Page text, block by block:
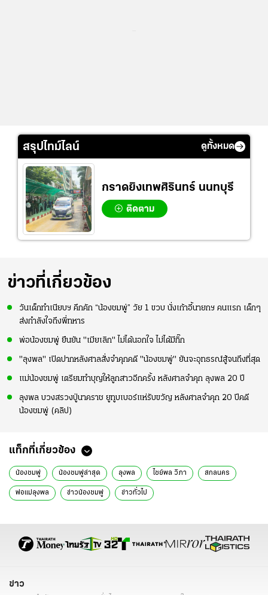
สรุปไทม์ไลน์ ดูทั้งหมด
กราดยิงเทพศิรินทร์ นนทบุรี
ติดตาม
ข่าวที่เกี่ยวข้อง
วันเด็กทำเนียบฯ คึกคัก “น้องชมพู่” วัย 1 ขวบ นั่งเก้าอี้นายกฯ คนแรก เด็กๆ
ส่งกำลังใจถึงพี่ทหาร
พ่อน้องชมพู่ ยืนยัน "เมียเลิก" ไม่ได้นอกใจ ไม่ได้มีกิ๊ก
"ลุงพล" เปิดปากหลังศาลสั่งจำคุกคดี "น้องชมพู่" ยันจะอุทธรณ์สู้จนถึงที่สุด
แม่น้องชมพู่ เตรียมทำบุญให้ลูกสาวอีกครั้ง หลังศาลจำคุก ลุงพล 20 ปี
ลุงพล บวงสรวงปู่นาคราช ยูทูบเบอร์แห่รับขวัญ หลังศาลจำคุก 20 ปีคดี
น้องชมพู่ (คลิป)
แท็กที่เกี่ยวข้อง
น้องชมพู่ น้องชมพู่ล่าสุด ลุงพล ไชย์พล วิภา สกลนคร
พ่อแม่ลุงพล ข่าวน้องชมพู่ ข่าวทั่วไป
ข่าว